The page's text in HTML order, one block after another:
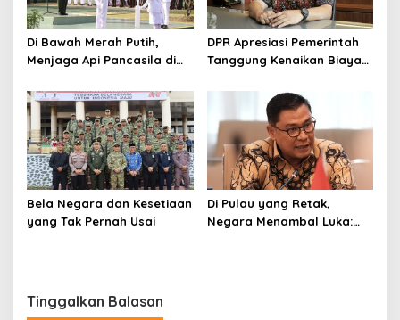
Di Bawah Merah Putih,
Menjaga Api Pancasila di
DPR Apresiasi Pemerintah
Tanggung Kenaikan Biaya
Bela Negara dan Kesetiaan
yang Tak Pernah Usai
Di Pulau yang Retak,
Negara Menambal Luka:
Tinggalkan Balasan